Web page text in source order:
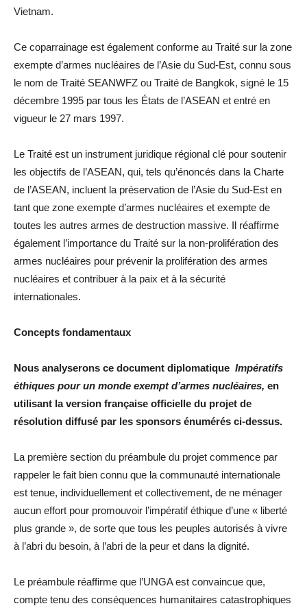
Vietnam.
Ce coparrainage est également conforme au Traité sur la zone
exempte d’armes nucléaires de l’Asie du Sud-Est, connu sous
le nom de Traité SEANWFZ ou Traité de Bangkok, signé le 15
décembre 1995 par tous les États de l’ASEAN et entré en
vigueur le 27 mars 1997.
Le Traité est un instrument juridique régional clé pour soutenir
les objectifs de l’ASEAN, qui, tels qu’énoncés dans la Charte
de l’ASEAN, incluent la préservation de l’Asie du Sud-Est en
tant que zone exempte d’armes nucléaires et exempte de
toutes les autres armes de destruction massive. Il réaffirme
également l’importance du Traité sur la non-prolifération des
armes nucléaires pour prévenir la prolifération des armes
nucléaires et contribuer à la paix et à la sécurité
internationales.
Concepts fondamentaux
Nous analyserons ce document diplomatique Impératifs
éthiques pour un monde exempt d’armes nucléaires, en
utilisant la version française officielle du projet de
résolution diffusé par les sponsors énumérés ci-dessus.
La première section du préambule du projet commence par
rappeler le fait bien connu que la communauté internationale
est tenue, individuellement et collectivement, de ne ménager
aucun effort pour promouvoir l’impératif éthique d’une « liberté
plus grande », de sorte que tous les peuples autorisés à vivre
à l’abri du besoin, à l’abri de la peur et dans la dignité.
Le préambule réaffirme que l’UNGA est convaincue que,
compte tenu des conséquences humanitaires catastrophiques